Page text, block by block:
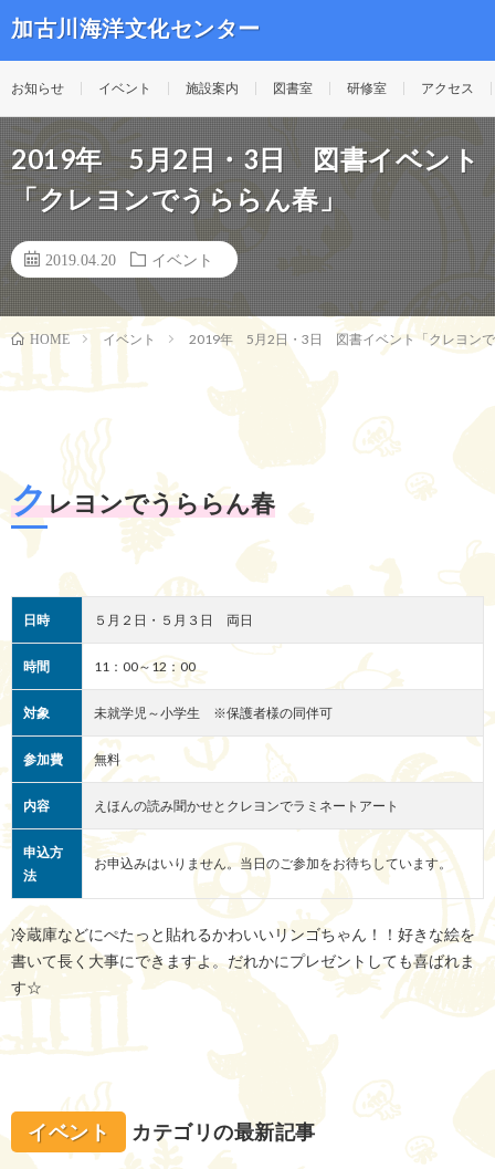
加古川海洋文化センター
お知らせ イベント 施設案内 図書室 研修室 アクセス
2019年 5月2日・3日 図書イベント
「クレヨンでうららん春」
2019.04.20 イベント
HOME イベント 2019年 5月2日・3日 図書イベント「クレヨンで
クレヨンでうららん春
日時 ５月２日・５月３日 両日
時間 11：00～12：00
対象 未就学児～小学生 ※保護者様の同伴可
参加費 無料
内容 えほんの読み聞かせとクレヨンでラミネートアート
申込方
法
お申込みはいりません。当日のご参加をお待ちしています。
冷蔵庫などにぺたっと貼れるかわいいリンゴちゃん！！好きな絵を
書いて長く大事にできますよ。だれかにプレゼントしても喜ばれま
す☆
イベント カテゴリの最新記事